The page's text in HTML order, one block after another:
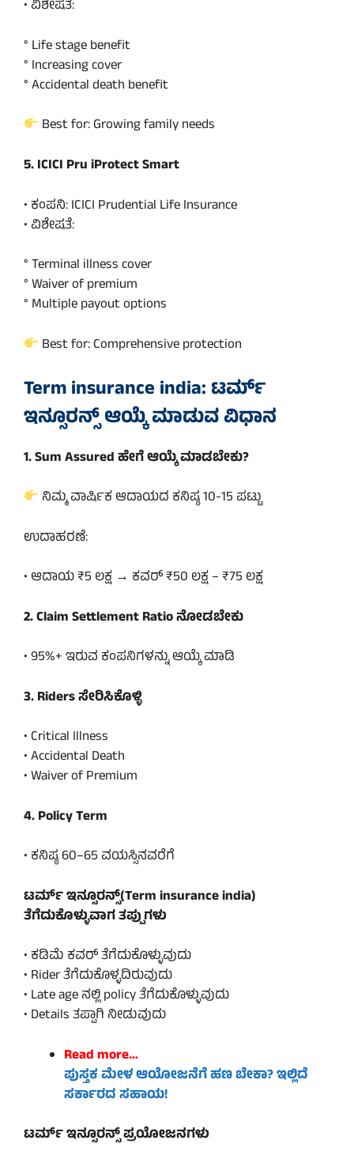
• ವಿಶೇಷತೆ:
° Life stage benefit
° Increasing cover
° Accidental death benefit
Best for: Growing family needs
5. ICICI Pru iProtect Smart
• ಕಂಪನಿ: ICICI Prudential Life Insurance
• ವಿಶೇಷತೆ:
° Terminal illness cover
° Waiver of premium
° Multiple payout options
Best for: Comprehensive protection
Term insurance india: ಟರ್ಮ್
ಇನ್ಸೂರನ್ಸ್ ಆಯ್ಕೆ ಮಾಡುವ ವಿಧಾನ
1. Sum Assured ಹೇಗೆ ಆಯ್ಕೆ ಮಾಡಬೇಕು?
ನಿಮ್ಮ ವಾರ್ಷಿಕ ಆದಾಯದ ಕನಿಷ್ಠ 10-15 ಪಟ್ಟು
ಉದಾಹರಣೆ:
• ಆದಾಯ ₹5 ಲಕ್ಷ → ಕವರ್ ₹50 ಲಕ್ಷ – ₹75 ಲಕ್ಷ
2. Claim Settlement Ratio ನೋಡಬೇಕು
• 95%+ ಇರುವ ಕಂಪನಿಗಳನ್ನು ಆಯ್ಕೆ ಮಾಡಿ
3. Riders ಸೇರಿಸಿಕೊಳ್ಳಿ
• Critical Illness
• Accidental Death
• Waiver of Premium
4. Policy Term
• ಕನಿಷ್ಠ 60–65 ವಯಸ್ಸಿನವರೆಗೆ
ಟರ್ಮ್ ಇನ್ಸೂರನ್ಸ್(Term insurance india)
ತೆಗೆದುಕೊಳ್ಳುವಾಗ ತಪ್ಪುಗಳು
• ಕಡಿಮೆ ಕವರ್ ತೆಗೆದುಕೊಳ್ಳುವುದು
• Rider ತೆಗೆದುಕೊಳ್ಳದಿರುವುದು
• Late age ನಲ್ಲಿ policy ತೆಗೆದುಕೊಳ್ಳುವುದು
• Details ತಪ್ಪಾಗಿ ನೀಡುವುದು
Read more…
ಪುಸ್ತಕ ಮೇಳ ಆಯೋಜನೆಗೆ ಹಣ ಬೇಕಾ? ಇಲ್ಲಿದೆ
ಸರ್ಕಾರದ ಸಹಾಯ!
ಟರ್ಮ್ ಇನ್ಸೂರನ್ಸ್ ಪ್ರಯೋಜನಗಳು